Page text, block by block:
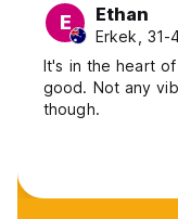
E Ethan
Erkek, 31-
It's in the heart
good. Not any
though.